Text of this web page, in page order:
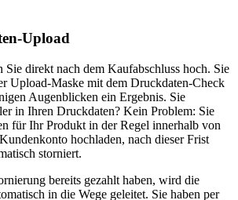
Upload
Sie direkt nach dem Kaufabschluss hoch. Sie
Upload-Maske mit dem Druckdaten-Check
Augenblicken ein Ergebnis. Sie
in Ihren Druckdaten? Kein Problem: Sie
für Ihr Produkt in der Regel innerhalb von
hochladen, nach dieser Frist
storniert.
bereits gezahlt haben, wird die
in die Wege geleitet. Sie haben per